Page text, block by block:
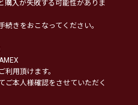
購入が失敗する可能性がありま
きをおこなってください。
用頂けます。
本人様確認をさせていただく